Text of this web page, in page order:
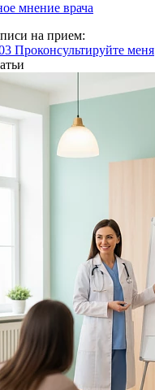
мнение врача
на прием:
Проконсультируйте меня